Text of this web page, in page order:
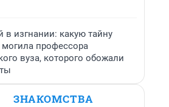
в изгнании: какую тайну
могила профессора
вуза, которого обожали
ЗНАКОМСТВА